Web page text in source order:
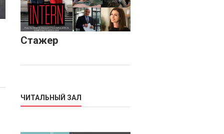
Стажер
ЧИТАЛЬНЫЙ ЗАЛ